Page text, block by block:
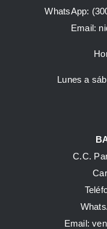
WhatsApp:
Email:
Lunes a
C.C.
Email: